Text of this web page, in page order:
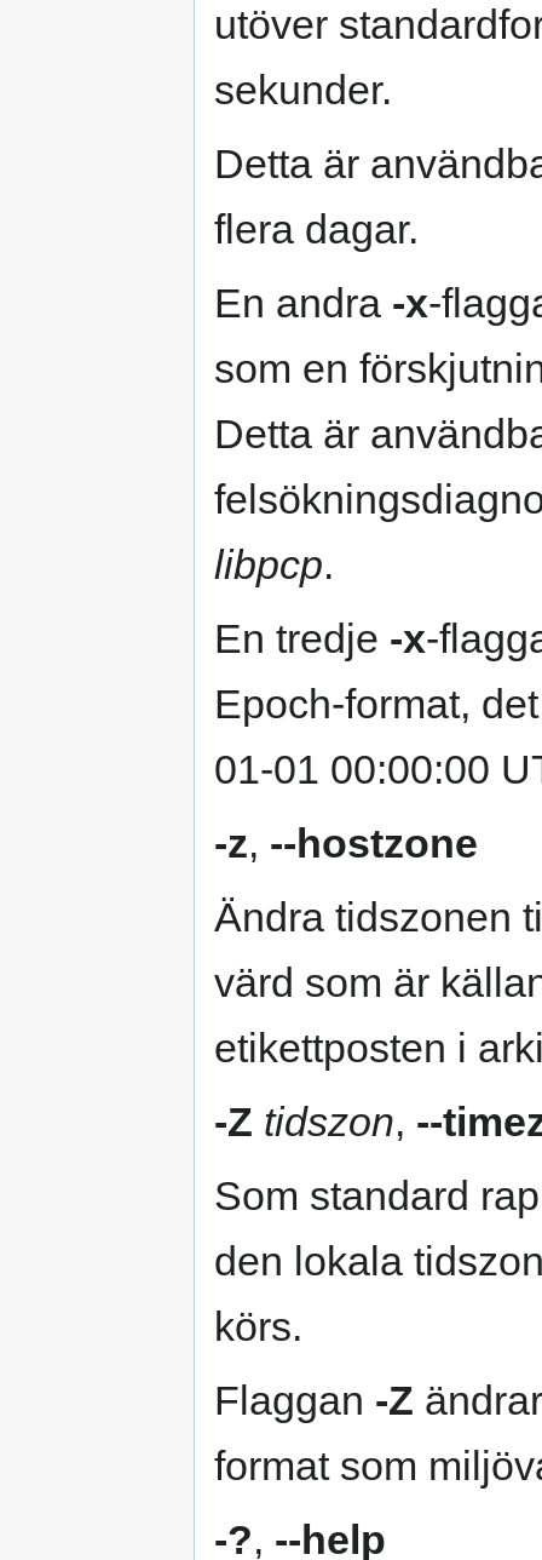
utöver
sekunder.
Detta är
flera dagar.
En andra -x-
som en
Detta är
libpcp.
En tredje -x-
Epoch-format,
01-01 00:00:00
-z, --hostzone
Ändra tidszonen
värd som är
etikettposten i
-Z tidszon, --
Som standard
den lokala
körs.
Flaggan -Z
format som
-?, --help